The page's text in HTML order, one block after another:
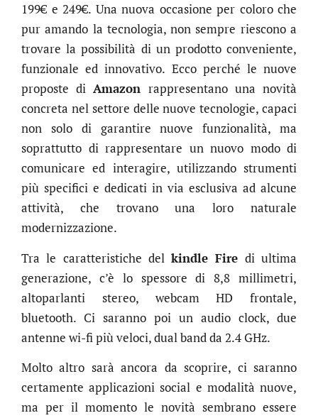
199€ e 249€. Una nuova occasione per coloro che
pur amando la tecnologia, non sempre riescono a
trovare la possibilità di un prodotto conveniente,
funzionale ed innovativo. Ecco perché le nuove
proposte diAmazon rappresentano una novità
concreta nel settore delle nuove tecnologie, capaci
non solo di garantire nuove funzionalità, ma
soprattutto di rappresentare un nuovo modo di
comunicare ed interagire, utilizzando strumenti
più specifici e dedicati in via esclusiva ad alcune
attività, che trovano una loro naturale
modernizzazione.
Tra le caratteristiche delkindle Fire di ultima
generazione, c’è lo spessore di 8,8 millimetri,
altoparlanti stereo, webcam HD frontale,
bluetooth. Ci saranno poi un audio clock, due
antenne wi-fi più veloci, dual band da 2.4 GHz.
Molto altro sarà ancora da scoprire, ci saranno
certamente applicazioni social e modalità nuove,
ma per il momento le novità sembrano essere